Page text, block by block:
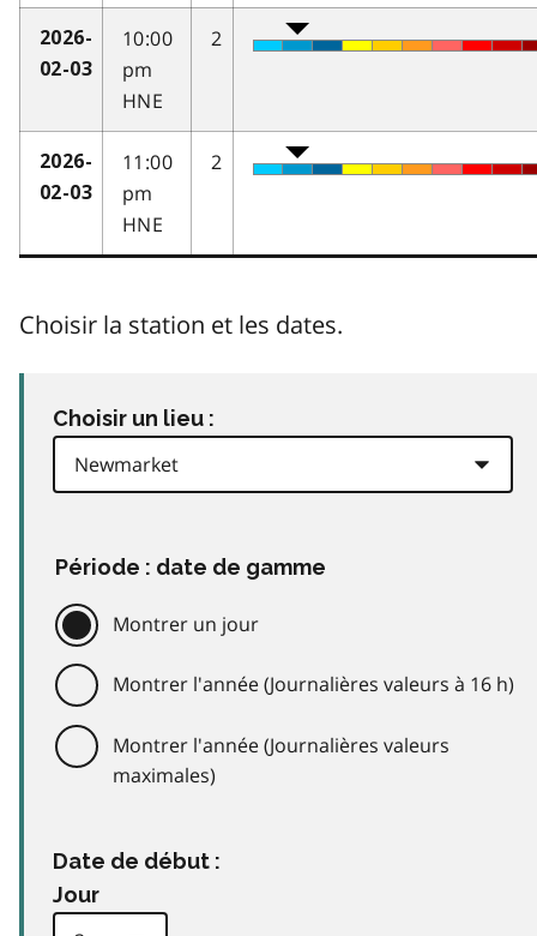
2026-
02-03
10:00
pm
HNE
2
2026-
02-03
11:00
pm
HNE
2
Choisir la station et les dates.
Choisir un lieu :
Période : date de gamme
Montrer un jour
Montrer l'année (Journalières valeurs à 16 h)
Montrer l'année (Journalières valeurs
maximales)
Date de début :
Jour